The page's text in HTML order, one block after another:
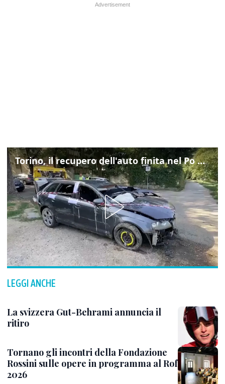
Torino, il recupero dell'auto finita nel Po durante un inseguimento
LEGGI ANCHE
La svizzera Gut-Behrami annuncia il
ritiro
Tornano gli incontri della Fondazione
Rossini sulle opere in programma al Rof
2026